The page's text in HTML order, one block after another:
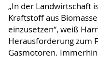
„In der Landwirtschaft
Kraftstoff aus
einzusetzen“, weiß
Herausforderung zum
Gasmotoren.